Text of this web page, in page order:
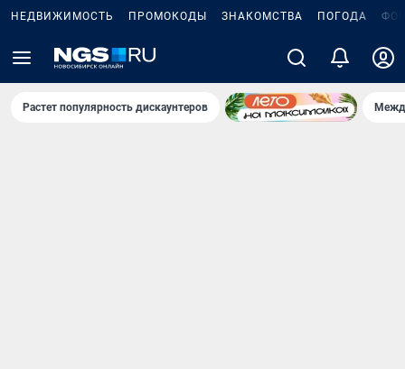
НЕДВИЖИМОСТЬ ПРОМОКОДЫ ЗНАКОМСТВА ПОГОДА
Растет популярность дискаунтеров